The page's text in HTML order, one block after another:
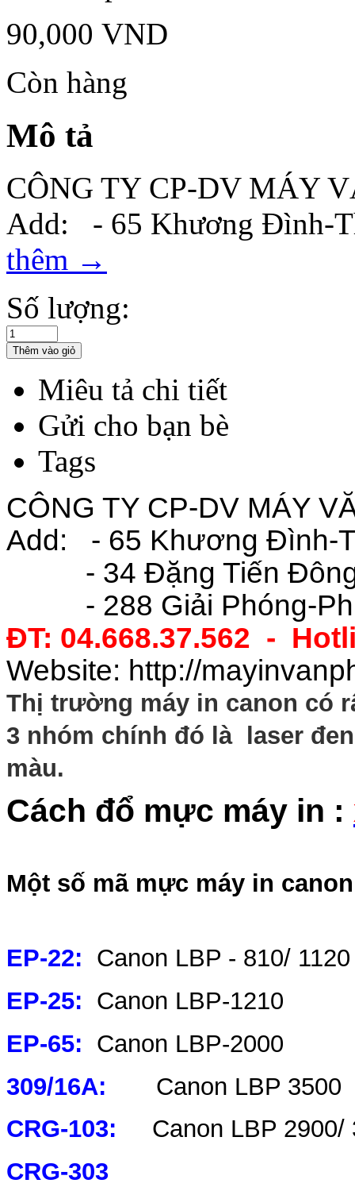
90,000 VND
Còn hàng
Mô tả
CÔNG TY CP-DV MÁY
Add: - 65 Khương Đình-
thêm →
Số lượng:
Miêu tả chi tiết
Gửi cho bạn bè
Tags
CÔNG TY CP-DV MÁY
Add: - 65 Khương Đình-
- 34 Đặng Tiến Đông
- 288 Giải Phóng-
ĐT: 04.668.37.562 -
Website: http://
Thị trường máy in canon có
3 nhóm chính đó là laser
màu.
Cách đổ mực máy in :
Một số mã mực máy in
EP-22: Canon LBP - 810/ 1120
EP-25: Canon LBP-1210
EP-65: Canon LBP-2000
309/16A:
Canon LBP 3500
CRG-103: Canon LBP 2900/
CRG-303